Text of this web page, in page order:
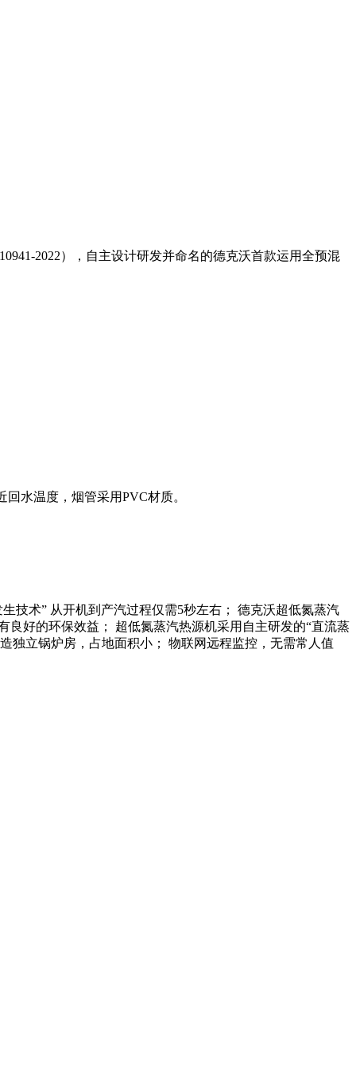
2022），自主设计研发并命名的德克沃首款运用全预混
水温度，烟管采用PVC材质。
技术” 从开机到产汽过程仅需5秒左右； 德克沃超低氮蒸汽
良好的环保效益； 超低氮蒸汽热源机采用自主研发的“直流蒸
独立锅炉房，占地面积小； 物联网远程监控，无需常人值